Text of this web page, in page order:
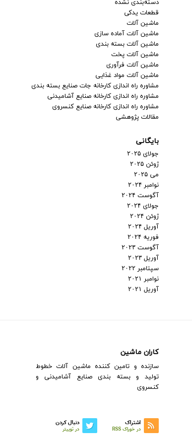
دسته‌بندی نشده
قطعات یدکی
ماشین آلات
ماشین آلات آماده سازی
ماشین آلات بسته بندی
ماشین آلات پخت
ماشین آلات فرآوری
ماشین آلات مواد غذایی
مشاوره راه اندازی کارخانه جات صنایع بسته بندی
مشاوره راه اندازی کارخانه صنایع آشامیدنی
مشاوره راه اندازی کارخانه صنایع کنسروی
مقالات پژوهشی
بایگانی
جولای ۲۰۲۵
ژوئن ۲۰۲۵
می ۲۰۲۵
نوامبر ۲۰۲۴
آگوست ۲۰۲۴
جولای ۲۰۲۴
ژوئن ۲۰۲۴
آوریل ۲۰۲۴
فوریه ۲۰۲۴
آگوست ۲۰۲۳
آوریل ۲۰۲۳
سپتامبر ۲۰۲۲
نوامبر ۲۰۲۱
آوریل ۲۰۲۱
کاران ماشین
سازنده و تامین کننده ماشین آلات خطوط
تولید و بسته بندی صنایع آشامیدنی و
کنسروی
دنبال کردن
در توییتر
اشتراک
در خوراک RSS